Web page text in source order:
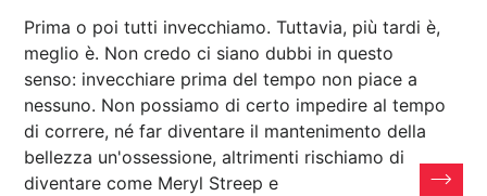
Prima o poi tutti invecchiamo. Tuttavia, più tardi è,
meglio è. Non credo ci siano dubbi in questo
senso: invecchiare prima del tempo non piace a
nessuno. Non possiamo di certo impedire al tempo
di correre, né far diventare il mantenimento della
bellezza un'ossessione, altrimenti rischiamo di
diventare come Meryl Streep e